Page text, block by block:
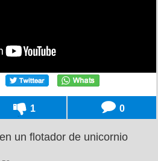
1 0
un flotador de unicornio